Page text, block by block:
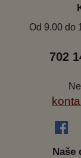
Od 9.00 do
702
Naše